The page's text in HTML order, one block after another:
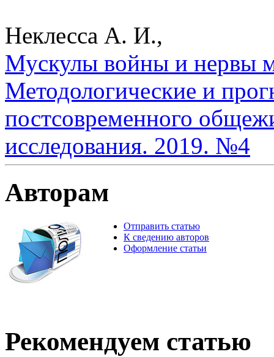
Неклесса А. И.,
Мускулы войны и нервы
Методологические и
постсовременного
исследования. 2019. №4
Авторам
Отправить статью
К сведению авторов
Оформление статьи
Рекомендуем статью